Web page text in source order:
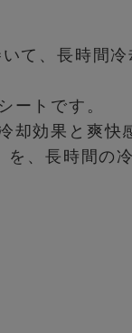
て、長時間
ートです。
却効果と爽快
、長時間の